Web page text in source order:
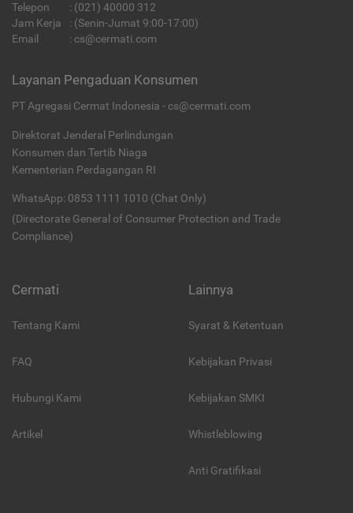
Telepon : (021) 40000 312
Jam Kerja
: (Senin-Jumat 9:00-17:00)
Email
: cs@cermati.com
Layanan Pengaduan Konsumen
PT Agregasi Cermat Indonesia - cs@cermati.com
Direktorat Jenderal Perlindungan
Konsumen dan Tertib Niaga
Kementerian Perdagangan RI
WhatsApp: 0853 1111 1010 (Chat Only)
(Directorate General of Consumer Protection and Trade
Compliance)
Cermati
Tentang Kami
FAQ
Hubungi Kami
Artikel
Lainnya
Syarat & Ketentuan
Kebijakan Privasi
Kebijakan SMKI
Whistleblowing
Anti Gratifikasi